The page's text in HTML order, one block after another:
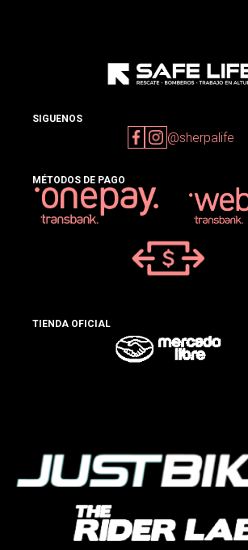
SIGUENOS
@sherpalife
MÉTODOS DE PAGO
TIENDA OFICIAL